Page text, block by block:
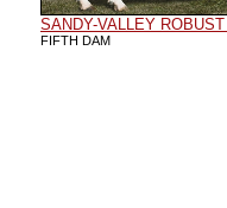
SANDY-VALLEY
FIFTH DAM